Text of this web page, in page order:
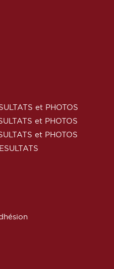
et PHOTOS
et PHOTOS
et PHOTOS